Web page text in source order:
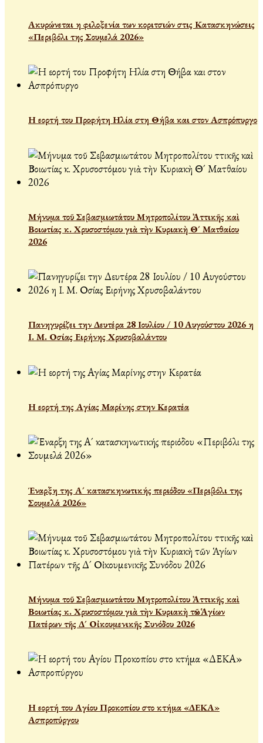
Ακυρώνεται η φιλοξενία των κοριτσιών στις Κατασκηνώσεις
«Περιβόλι της Σουμελά 2026»
Η εορτή του Προφήτη Ηλία στη Θήβα και στον Ασπρόπυργο
Μήνυμα τοῦ Σεβασμιωτάτου Μητροπολίτου Ἀττικῆς καὶ
Βοιωτίας κ. Χρυσοστόμου γιὰ τὴν Κυριακὴ Θ´ Ματθαίου
2026
Πανηγυρίζει την Δευτέρα 28 Ιουλίου / 10 Αυγούστου 2026 η
Ι. Μ. Οσίας Ειρήνης Χρυσοβαλάντου
Η εορτή της Αγίας Μαρίνης στην Κερατέα
Έναρξη της Α´ κατασκηνωτικής περιόδου «Περιβόλι της
Σουμελά 2026»
Μήνυμα τοῦ Σεβασμιωτάτου Μητροπολίτου Ἀττικῆς καὶ
Βοιωτίας κ. Χρυσοστόμου γιὰ τὴν Κυριακὴ τῶν Ἁγίων
Πατέρων τῆς Δ´ Οἰκουμενικῆς Συνόδου 2026
Η εορτή του Αγίου Προκοπίου στο κτήμα «ΔΕΚΑ»
Ασπροπύργου